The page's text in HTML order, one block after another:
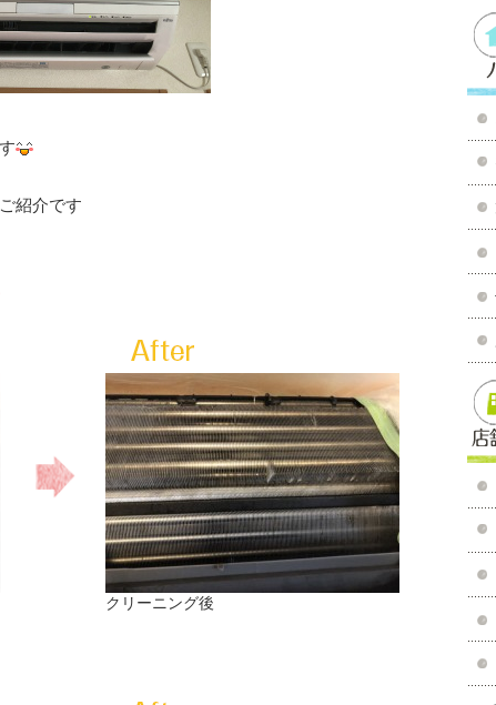
紹介です
クリーニング後